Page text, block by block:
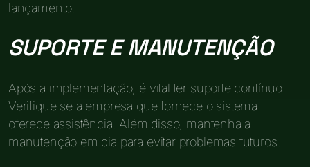
lançamento.
SUPORTE E MANUTENÇÃO
Após a implementação, é vital ter suporte contínuo.
Verifique se a empresa que fornece o sistema
oferece assistência. Além disso, mantenha a
manutenção em dia para evitar problemas futuros.